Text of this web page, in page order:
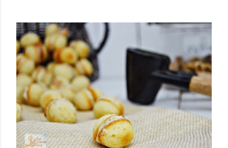
humilde como la alubia de La Bañeza en un snack ligero,
dorado, cargado de proteína y 100% natural. Es el
sustituto perfecto a los frutos se...